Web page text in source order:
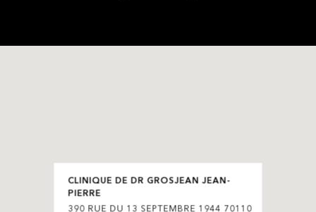
CLINIQUE DE DR GROSJEAN JEAN-
PIERRE
390 RUE DU 13 SEPTEMBRE 1944 70110